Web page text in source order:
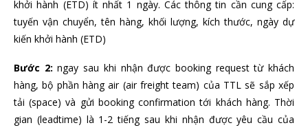
khởi hành (ETD) ít nhất 1 ngày. Các thông tin cần cung cấp:
tuyến vận chuyển, tên hàng, khối lượng, kích thước, ngày dự
kiến khởi hành (ETD)
Bước 2: ngay sau khi nhận được booking request từ khách
hàng, bộ phần hàng air (air freight team) của TTL sẽ sắp xếp
tải (space) và gửi booking confirmation tới khách hàng. Thời
gian (leadtime) là 1-2 tiếng sau khi nhận được yêu cầu của